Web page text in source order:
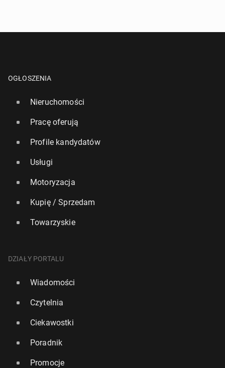
OGŁOSZENIA
Nieruchomości
Pracę oferują
Profile kandydatów
Usługi
Motoryzacja
Kupię / Sprzedam
Towarzyskie
DZIAŁY PORTALU
Wiadomości
Czytelnia
Ciekawostki
Poradnik
Promocje